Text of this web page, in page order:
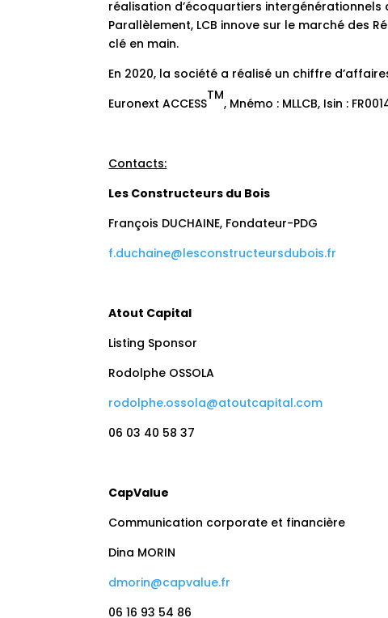
réalisation d’écoquartiers intergénérationnels
Parallèlement, LCB innove sur le marché des
clé en main.
En 2020, la société a réalisé un chiffre
Euronext ACCESS
TM
, Mnémo : MLLCB, Isin :
Contacts:
Les Constructeurs du Bois
François DUCHAINE, Fondateur-PDG
f.duchaine@lesconstructeursdubois.fr
Atout Capital
Listing Sponsor
Rodolphe OSSOLA
rodolphe.ossola@atoutcapital.com
06 03 40 58 37
CapValue
Communication corporate et financière
Dina MORIN
dmorin@capvalue.fr
06 16 93 54 86